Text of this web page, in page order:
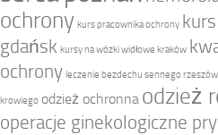
ochrony kurs pracownika ochrony
gdańsk kursy na wózki widłowe kraków
ochrony leczenie bezdechu sennego rzeszów
krowiego odzież ochronna odzież
operacje ginekologiczne